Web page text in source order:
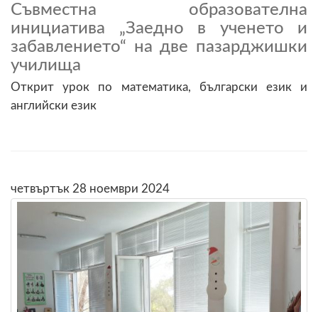
Съвместна образователна
инициатива „Заедно в ученето и
забавлението“ на две пазарджишки
училища
Открит урок по математика, български език и
английски език
четвъртък 28 ноември 2024